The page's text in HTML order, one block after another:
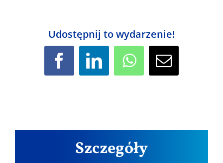
Udostępnij to wydarzenie!
LinkedIn WhatsAppEmail
Szczegóły